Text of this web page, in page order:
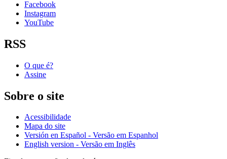
Facebook
Instagram
YouTube
RSS
O que é?
Assine
Sobre o site
Acessibilidade
Mapa do site
Versión en Español - Versão em Espanhol
English version - Versão em Inglês